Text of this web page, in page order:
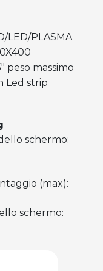
LED/PLASMA
peso massimo
Led strip
schermo:
(max):
schermo: